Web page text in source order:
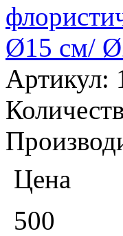
Ø15 см/
Артикул:
Цена
500